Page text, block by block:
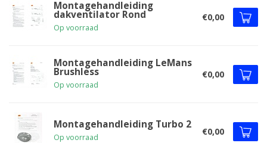
Montagehandleiding
dakventilator Rond
Op voorraad
€0,00
Montagehandleiding LeMans
Brushless
Op voorraad
€0,00
Montagehandleiding Turbo 2
Op voorraad
€0,00